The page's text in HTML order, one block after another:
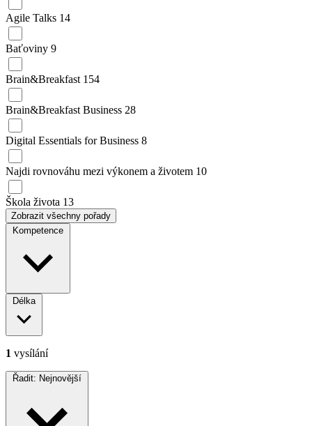
Agile Talks 14
Baťoviny 9
Brain&Breakfast 154
Brain&Breakfast Business 28
Digital Essentials for Business 8
Najdi rovnováhu mezi výkonem a životem 10
Škola života 13
Zobrazit všechny pořady
Kompetence
Délka
1 vysílání
Řadit: Nejnovější